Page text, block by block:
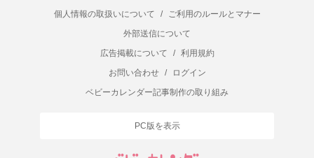
個人情報の取扱いについて
/
ご利用のルールとマナー
外部送信について
広告掲載について
/
利用規約
お問い合わせ
/
ログイン
ベビーカレンダー記事制作の取り組み
PC版を表示